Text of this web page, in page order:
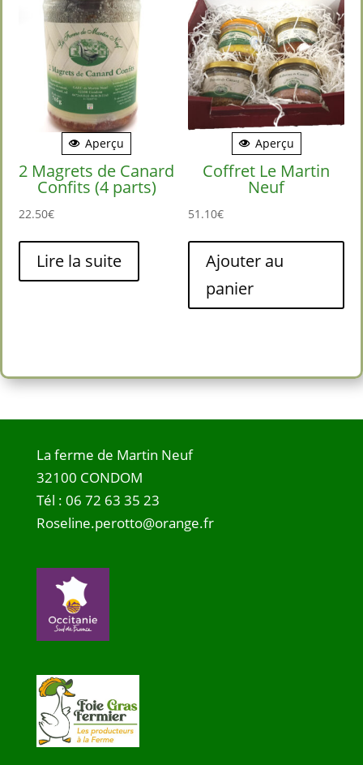
peuvent
être
choisies
sur
Aperçu
2 Magrets de Canard
Confits (4 parts)
22.50€
Lire la suite
Aperçu
Coffret Le Martin
Neuf
51.10€
Ajouter au
panier
La ferme de Martin Neuf
32100 CONDOM
Tél : 06 72 63 35 23
Roseline.perotto@orange.fr